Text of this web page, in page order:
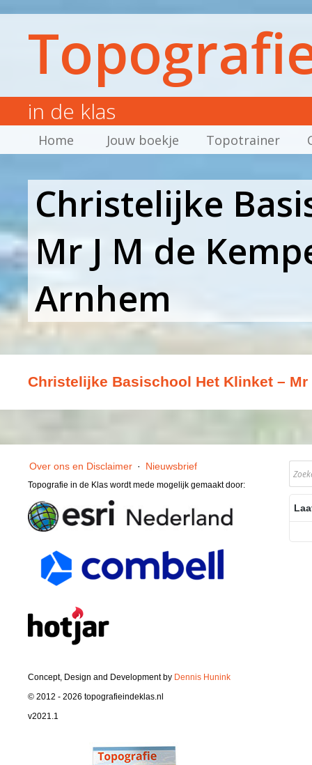
in de klas
Home Jouw boekje Topotrainer
Christelijke
Mr J M de
Arnhem
Christelijke Basischool Het Klinket –
Over ons en Disclaimer · Nieuwsbrief
Topografie in de Klas wordt mede mogelijk gemaakt door:
Concept, Design and Development by Dennis Hunink
© 2012 - 2026 topografieindeklas.nl
v2021.1